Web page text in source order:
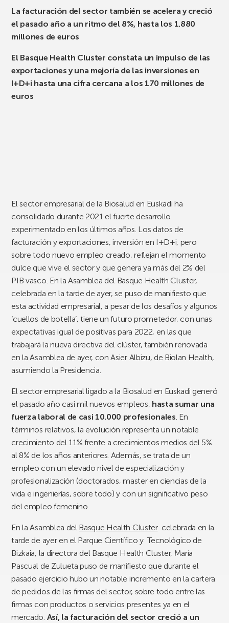
La facturación del sector también se acelera y creció
el pasado año a un ritmo del 8%, hasta los 1.880
millones de euros
El Basque Health Cluster constata un impulso de las
exportaciones y una mejoría de las inversiones en
I+D+i hasta una cifra cercana a los 170 millones de
euros
El sector empresarial de la Biosalud en Euskadi ha
consolidado durante 2021 el fuerte desarrollo
experimentado en los últimos años. Los datos de
facturación y exportaciones, inversión en I+D+i, pero
sobre todo nuevo empleo creado, reflejan el momento
dulce que vive el sector y que genera ya más del 2% del
PIB vasco. En la Asamblea del Basque Health Cluster,
celebrada en la tarde de ayer, se puso de manifiesto que
esta actividad empresarial, a pesar de los desafíos y algunos
‘cuellos de botella’, tiene un futuro prometedor, con unas
expectativas igual de positivas para 2022, en las que
trabajará la nueva directiva del clúster, también renovada
en la Asamblea de ayer, con Asier Albizu, de Biolan Health,
asumiendo la Presidencia.
El sector empresarial ligado a la Biosalud en Euskadi generó
el pasado año casi mil nuevos empleos, hasta sumar una
fuerza laboral de casi 10.000 profesionales. En
términos relativos, la evolución representa un notable
crecimiento del 11% frente a crecimientos medios del 5%
al 8% de los años anteriores. Además, se trata de un
empleo con un elevado nivel de especialización y
profesionalización (doctorados, master en ciencias de la
vida e ingenierías, sobre todo) y con un significativo peso
del empleo femenino.
En la Asamblea del Basque Health Clustercelebrada en la
tarde de ayer en el Parque Científico y Tecnológico de
Bizkaia, la directora del Basque Health Cluster, María
Pascual de Zulueta puso de manifiesto que durante el
pasado ejercicio hubo un notable incremento en la cartera
de pedidos de las firmas del sector, sobre todo entre las
firmas con productos o servicios presentes ya en el
mercado. Así, la facturación del sector creció a un